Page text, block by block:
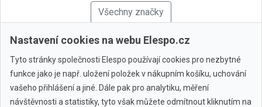
Všechny značky
© 2010 - 2026 Elespo.cz
Nastavení cookies na webu Elespo.cz
Tyto stránky společnosti Elespo používají cookies pro nezbytné
funkce jako je např. uložení položek v nákupním košíku, uchování
vašeho přihlášení a jiné. Dále pak pro analytiku, měření
návštěvnosti a statistiky, tyto však můžete odmítnout kliknutím na